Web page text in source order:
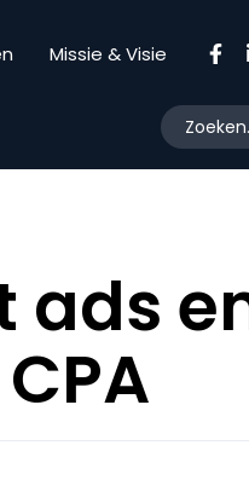
Missie & Visie
ads